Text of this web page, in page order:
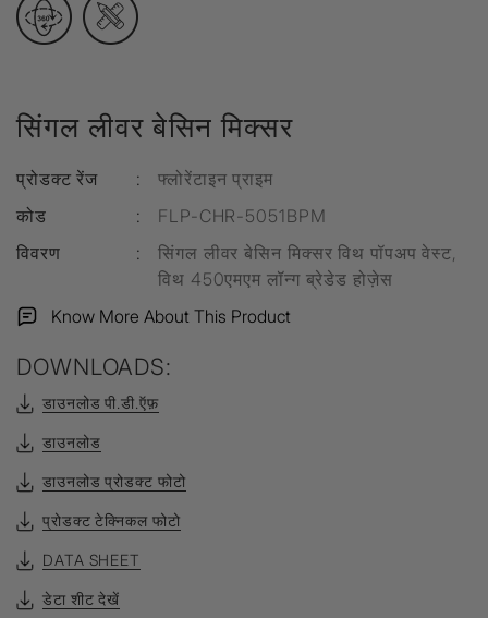
सिंगल लीवर बेसिन मिक्सर
प्रोडक्ट रेंज :
फ्लोरेंटाइन प्राइम
कोड
:
FLP-CHR-5051BPM
विवरण
:
सिंगल लीवर बेसिन मिक्सर विथ पॉपअप वेस्ट,
विथ 450एमएम लॉन्ग ब्रेडेड होज़ेस
Know More About This Product
DOWNLOADS:
डाउनलोड पी.डी.ऍफ़
डाउनलोड
डाउनलोड प्रोडक्ट फोटो
प्रोडक्ट टेक्निकल फोटो
DATA SHEET
डेटा शीट देखें